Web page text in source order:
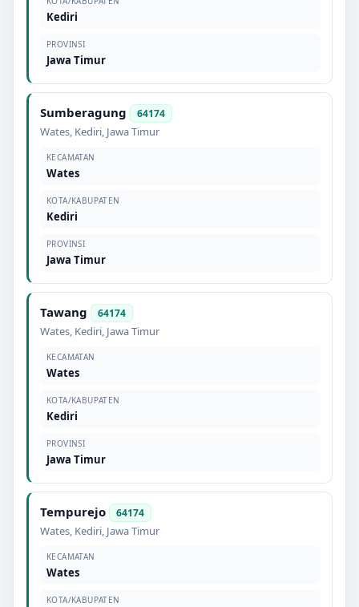
Kediri
PROVINSI
Jawa Timur
Sumberagung 64174
Wates, Kediri, Jawa Timur
KECAMATAN
Wates
KOTA/KABUPATEN
Kediri
PROVINSI
Jawa Timur
Tawang 64174
Wates, Kediri, Jawa Timur
KECAMATAN
Wates
KOTA/KABUPATEN
Kediri
PROVINSI
Jawa Timur
Tempurejo 64174
Wates, Kediri, Jawa Timur
KECAMATAN
Wates
KOTA/KABUPATEN